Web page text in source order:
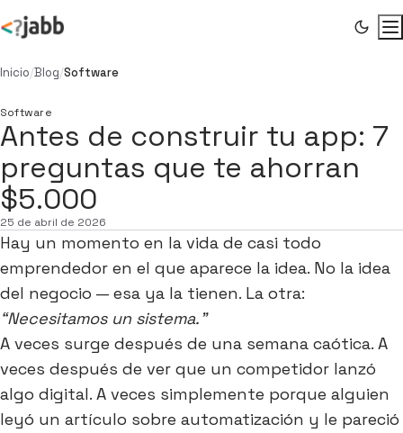
Inicio/Blog/Software
Software
Antes de construir tu app: 7
preguntas que te ahorran
$5.000
25 de abril de 2026
Hay un momento en la vida de casi todo
emprendedor en el que aparece la idea. No la idea
del negocio — esa ya la tienen. La otra:
“Necesitamos un sistema.”
A veces surge después de una semana caótica. A
veces después de ver que un competidor lanzó
algo digital. A veces simplemente porque alguien
leyó un artículo sobre automatización y le pareció